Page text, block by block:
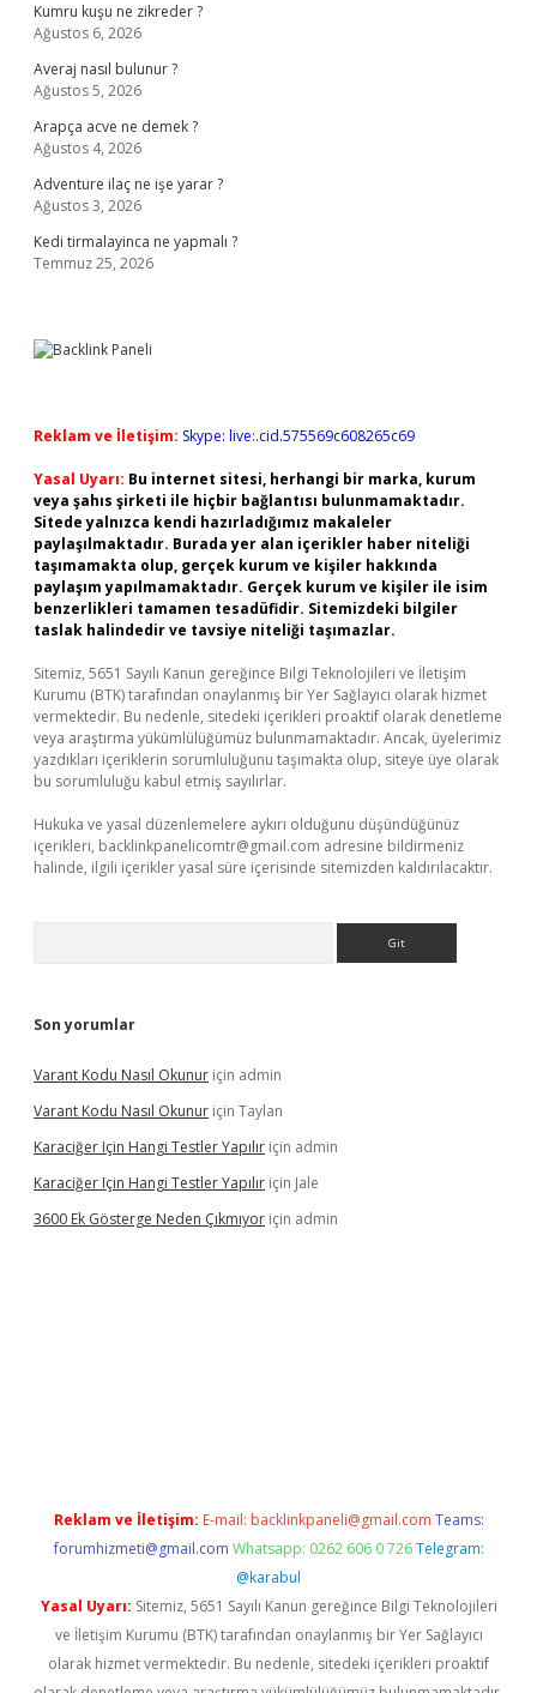
Kumru kuşu ne zikreder ?
Ağustos 6, 2026
Averaj nasıl bulunur ?
Ağustos 5, 2026
Arapça acve ne demek ?
Ağustos 4, 2026
Adventure ilaç ne işe yarar ?
Ağustos 3, 2026
Kedi tirmalayinca ne yapmalı ?
Temmuz 25, 2026
Reklam ve İletişim: Skype: live:.cid.575569c608265c69
Yasal Uyarı: Bu internet sitesi, herhangi bir marka, kurum
veya şahıs şirketi ile hiçbir bağlantısı bulunmamaktadır.
Sitede yalnızca kendi hazırladığımız makaleler
paylaşılmaktadır. Burada yer alan içerikler haber niteliği
taşımamakta olup, gerçek kurum ve kişiler hakkında
paylaşım yapılmamaktadır. Gerçek kurum ve kişiler ile isim
benzerlikleri tamamen tesadüfidir. Sitemizdeki bilgiler
taslak halindedir ve tavsiye niteliği taşımazlar.
Sitemiz, 5651 Sayılı Kanun gereğince Bilgi Teknolojileri ve İletişim
Kurumu (BTK) tarafından onaylanmış bir Yer Sağlayıcı olarak hizmet
vermektedir. Bu nedenle, sitedeki içerikleri proaktif olarak denetleme
veya araştırma yükümlülüğümüz bulunmamaktadır. Ancak, üyelerimiz
yazdıkları içeriklerin sorumluluğunu taşımakta olup, siteye üye olarak
bu sorumluluğu kabul etmiş sayılırlar.
Hukuka ve yasal düzenlemelere aykırı olduğunu düşündüğünüz
içerikleri, backlinkpanelicomtr@gmail.com adresine bildirmeniz
halinde, ilgili içerikler yasal süre içerisinde sitemizden kaldırılacaktır.
Son yorumlar
Varant Kodu Nasıl Okunur için admin
Varant Kodu Nasıl Okunur için Taylan
Karaciğer Için Hangi Testler Yapılır için admin
Karaciğer Için Hangi Testler Yapılır için Jale
3600 Ek Gösterge Neden Çıkmıyor için admin
Reklam ve İletişim: E-mail: backlinkpaneli@gmail.com Teams:
forumhizmeti@gmail.com Whatsapp: 0262 606 0 726 Telegram:
@karabul
Yasal Uyarı: Sitemiz, 5651 Sayılı Kanun gereğince Bilgi Teknolojileri
ve İletişim Kurumu (BTK) tarafından onaylanmış bir Yer Sağlayıcı
olarak hizmet vermektedir. Bu nedenle, sitedeki içerikleri proaktif